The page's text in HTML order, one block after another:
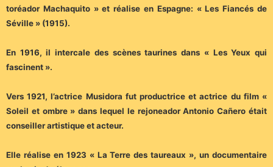
toréador Machaquito » et réalise en Espagne: « Les Fiancés de
Séville » (1915).
En 1916, il intercale des scènes taurines dans « Les Yeux qui
fascinent ».
Vers 1921, l’actrice Musidora fut productrice et actrice du film «
Soleil et ombre » dans lequel le rejoneador Antonio Cañero était
conseiller artistique et acteur.
Elle réalise en 1923 « La Terre des taureaux », un documentaire